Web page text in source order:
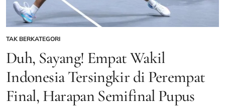
POSTED
IN
TAK BERKATEGORI
Duh, Sayang! Empat Wakil
Indonesia Tersingkir di Perempat
Final, Harapan Semifinal Pupus